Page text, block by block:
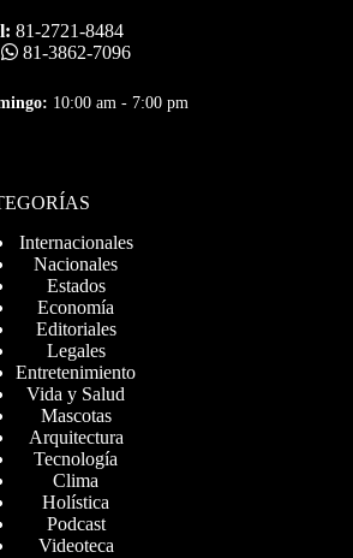
81-2721-8484
81-3862-7096
10:00 am - 7:00 pm
Internacionales
Nacionales
Estados
Economía
Editoriales
Legales
Entretenimiento
Vida y Salud
Mascotas
Arquitectura
Tecnología
Clima
Holística
Podcast
Videoteca